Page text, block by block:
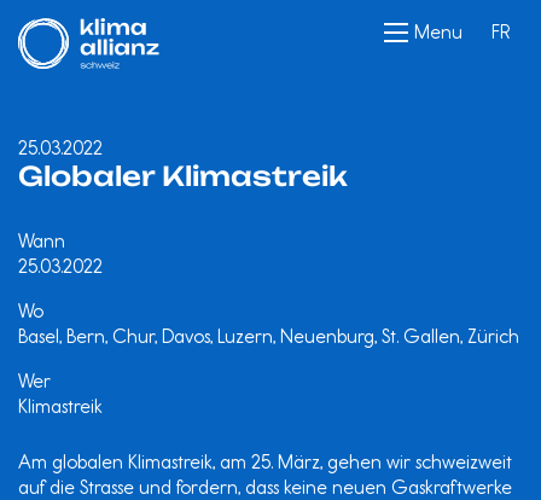
Menu FR
25.03.2022
Globaler Klimastreik
Wann
25.03.2022
Wo
Basel, Bern, Chur, Davos, Luzern, Neuenburg, St. Gallen, Zürich
Wer
Klimastreik
Am globalen Klimastreik, am 25. März, gehen wir schweizweit
auf die Strasse und fordern, dass keine neuen Gaskraftwerke